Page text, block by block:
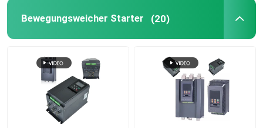
Bewegungsweicher Starter (20)